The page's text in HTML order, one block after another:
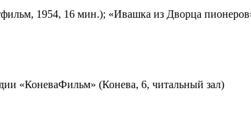
1954, 16 мин.); «Ивашка из Дворца
«КоневаФильм» (Конева, 6, читальный зал)